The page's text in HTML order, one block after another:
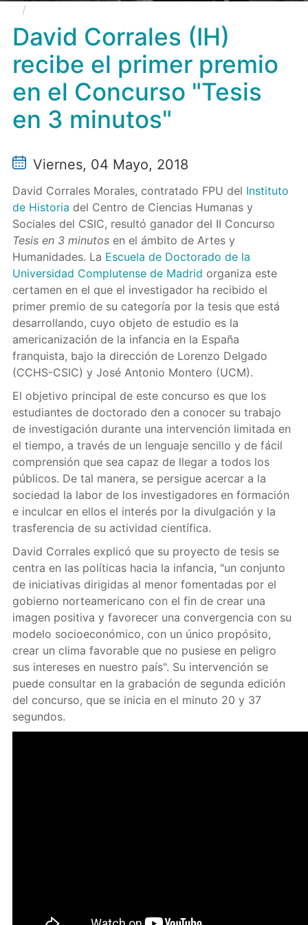
Concurso "Tesis en 3 minutos"
David Corrales (IH)
recibe el primer premio
en el Concurso "Tesis
en 3 minutos"
Viernes, 04 Mayo, 2018
David Corrales Morales, contratado FPU del Instituto
de Historia del Centro de Ciencias Humanas y
Sociales del CSIC, resultó ganador del II Concurso
Tesis en 3 minutosen el ámbito de Artes y
Humanidades. La Escuela de Doctorado de la
Universidad Complutense de Madrid organiza este
certamen en el que el investigador ha recibido el
primer premio de su categoría por la tesis que está
desarrollando, cuyo objeto de estudio es la
americanización de la infancia en la España
franquista, bajo la dirección de Lorenzo Delgado
(CCHS-CSIC) y José Antonio Montero (UCM).
El objetivo principal de este concurso es que los
estudiantes de doctorado den a conocer su trabajo
de investigación durante una intervención limitada en
el tiempo, a través de un lenguaje sencillo y de fácil
comprensión que sea capaz de llegar a todos los
públicos. De tal manera, se persigue acercar a la
sociedad la labor de los investigadores en formación
e inculcar en ellos el interés por la divulgación y la
trasferencia de su actividad científica.
David Corrales explicó que su proyecto de tesis se
centra en las políticas hacia la infancia, "un conjunto
de iniciativas dirigidas al menor fomentadas por el
gobierno norteamericano con el fin de crear una
imagen positiva y favorecer una convergencia con su
modelo socioeconómico, con un único propósito,
crear un clima favorable que no pusiese en peligro
sus intereses en nuestro país". Su intervención se
puede consultar en la grabación de segunda edición
del concurso, que se inicia en el minuto 20 y 37
segundos.